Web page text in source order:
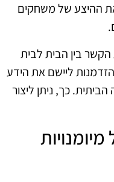
את ההיצע של משחקים
בין הבית לבית
ליישם את הידע
כך, ניתן ליצור